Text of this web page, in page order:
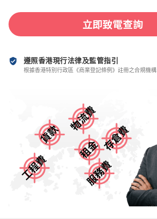
行業規範與流程
工程收數
建造業追尾數 / SOPB專區
商業爭議解決
集團背景
繁體中文
繁體中文
立即致電查詢
遵照香港現行法律及監管指引
根據香港特別行政區《商業登記條例》註冊之合規機構